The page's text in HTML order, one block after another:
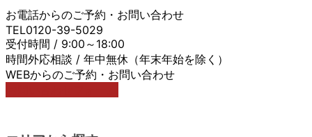
お電話からのご予約・お問い合わせ
TEL0120-39-5029
受付時間 / 9:00～18:00
時間外応相談 / 年中無休（年末年始を除く）
WEBからのご予約・お問い合わせ